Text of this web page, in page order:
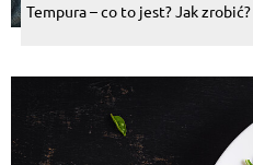
Tempura – co to jest? Jak zrobić?